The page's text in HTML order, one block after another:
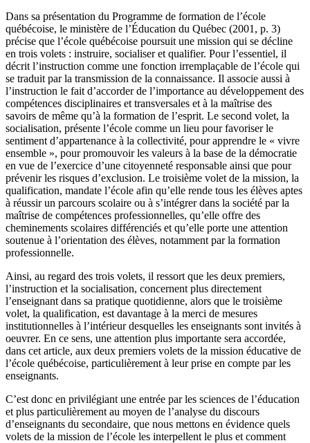
Dans sa présentation du Programme de formation de l’école
québécoise, le ministère de l’Éducation du Québec (2001, p. 3)
précise que l’école québécoise poursuit une mission qui se décline
en trois volets : instruire, socialiser et qualifier. Pour l’essentiel, il
décrit l’instruction comme une fonction irremplaçable de l’école qui
se traduit par la transmission de la connaissance. Il associe aussi à
l’instruction le fait d’accorder de l’importance au développement des
compétences disciplinaires et transversales et à la maîtrise des
savoirs de même qu’à la formation de l’esprit. Le second volet, la
socialisation, présente l’école comme un lieu pour favoriser le
sentiment d’appartenance à la collectivité, pour apprendre le « vivre
ensemble », pour promouvoir les valeurs à la base de la démocratie
en vue de l’exercice d’une citoyenneté responsable ainsi que pour
prévenir les risques d’exclusion. Le troisième volet de la mission, la
qualification, mandate l’école afin qu’elle rende tous les élèves aptes
à réussir un parcours scolaire ou à s’intégrer dans la société par la
maîtrise de compétences professionnelles, qu’elle offre des
cheminements scolaires différenciés et qu’elle porte une attention
soutenue à l’orientation des élèves, notamment par la formation
professionnelle.
Ainsi, au regard des trois volets, il ressort que les deux premiers,
l’instruction et la socialisation, concernent plus directement
l’enseignant dans sa pratique quotidienne, alors que le troisième
volet, la qualification, est davantage à la merci de mesures
institutionnelles à l’intérieur desquelles les enseignants sont invités à
oeuvrer. En ce sens, une attention plus importante sera accordée,
dans cet article, aux deux premiers volets de la mission éducative de
l’école québécoise, particulièrement à leur prise en compte par les
enseignants.
C’est donc en privilégiant une entrée par les sciences de l’éducation
et plus particulièrement au moyen de l’analyse du discours
d’enseignants du secondaire, que nous mettons en évidence quels
volets de la mission de l’école les interpellent le plus et comment